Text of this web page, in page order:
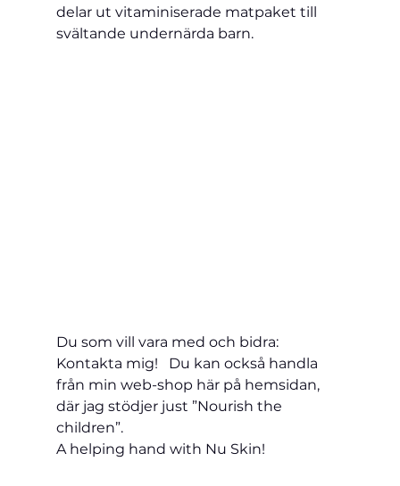
delar ut vitaminiserade matpaket till
svältande undernärda barn.
Du som vill vara med och bidra:
Kontakta mig!   Du kan också handla
från min web-shop här på hemsidan,
där jag stödjer just ”Nourish the
children”.
A helping hand with Nu Skin!